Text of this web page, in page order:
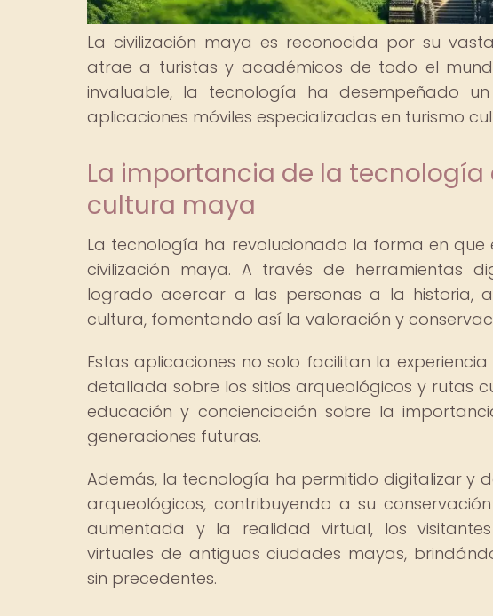
La civilización maya es reconocida por su
atrae a turistas y académicos de todo el
invaluable, la tecnología ha desempeñado
aplicaciones móviles especializadas en turismo
La importancia de la tecnología
cultura maya
La tecnología ha revolucionado la forma en
civilización maya. A través de herramientas
logrado acercar a las personas a la historia,
cultura, fomentando así la valoración y
Estas aplicaciones no solo facilitan la
detallada sobre los sitios arqueológicos y rutas
educación y concienciación sobre la
generaciones futuras.
Además, la tecnología ha permitido digitalizar y
arqueológicos, contribuyendo a su
aumentada y la realidad virtual, los
virtuales de antiguas ciudades mayas,
sin precedentes.